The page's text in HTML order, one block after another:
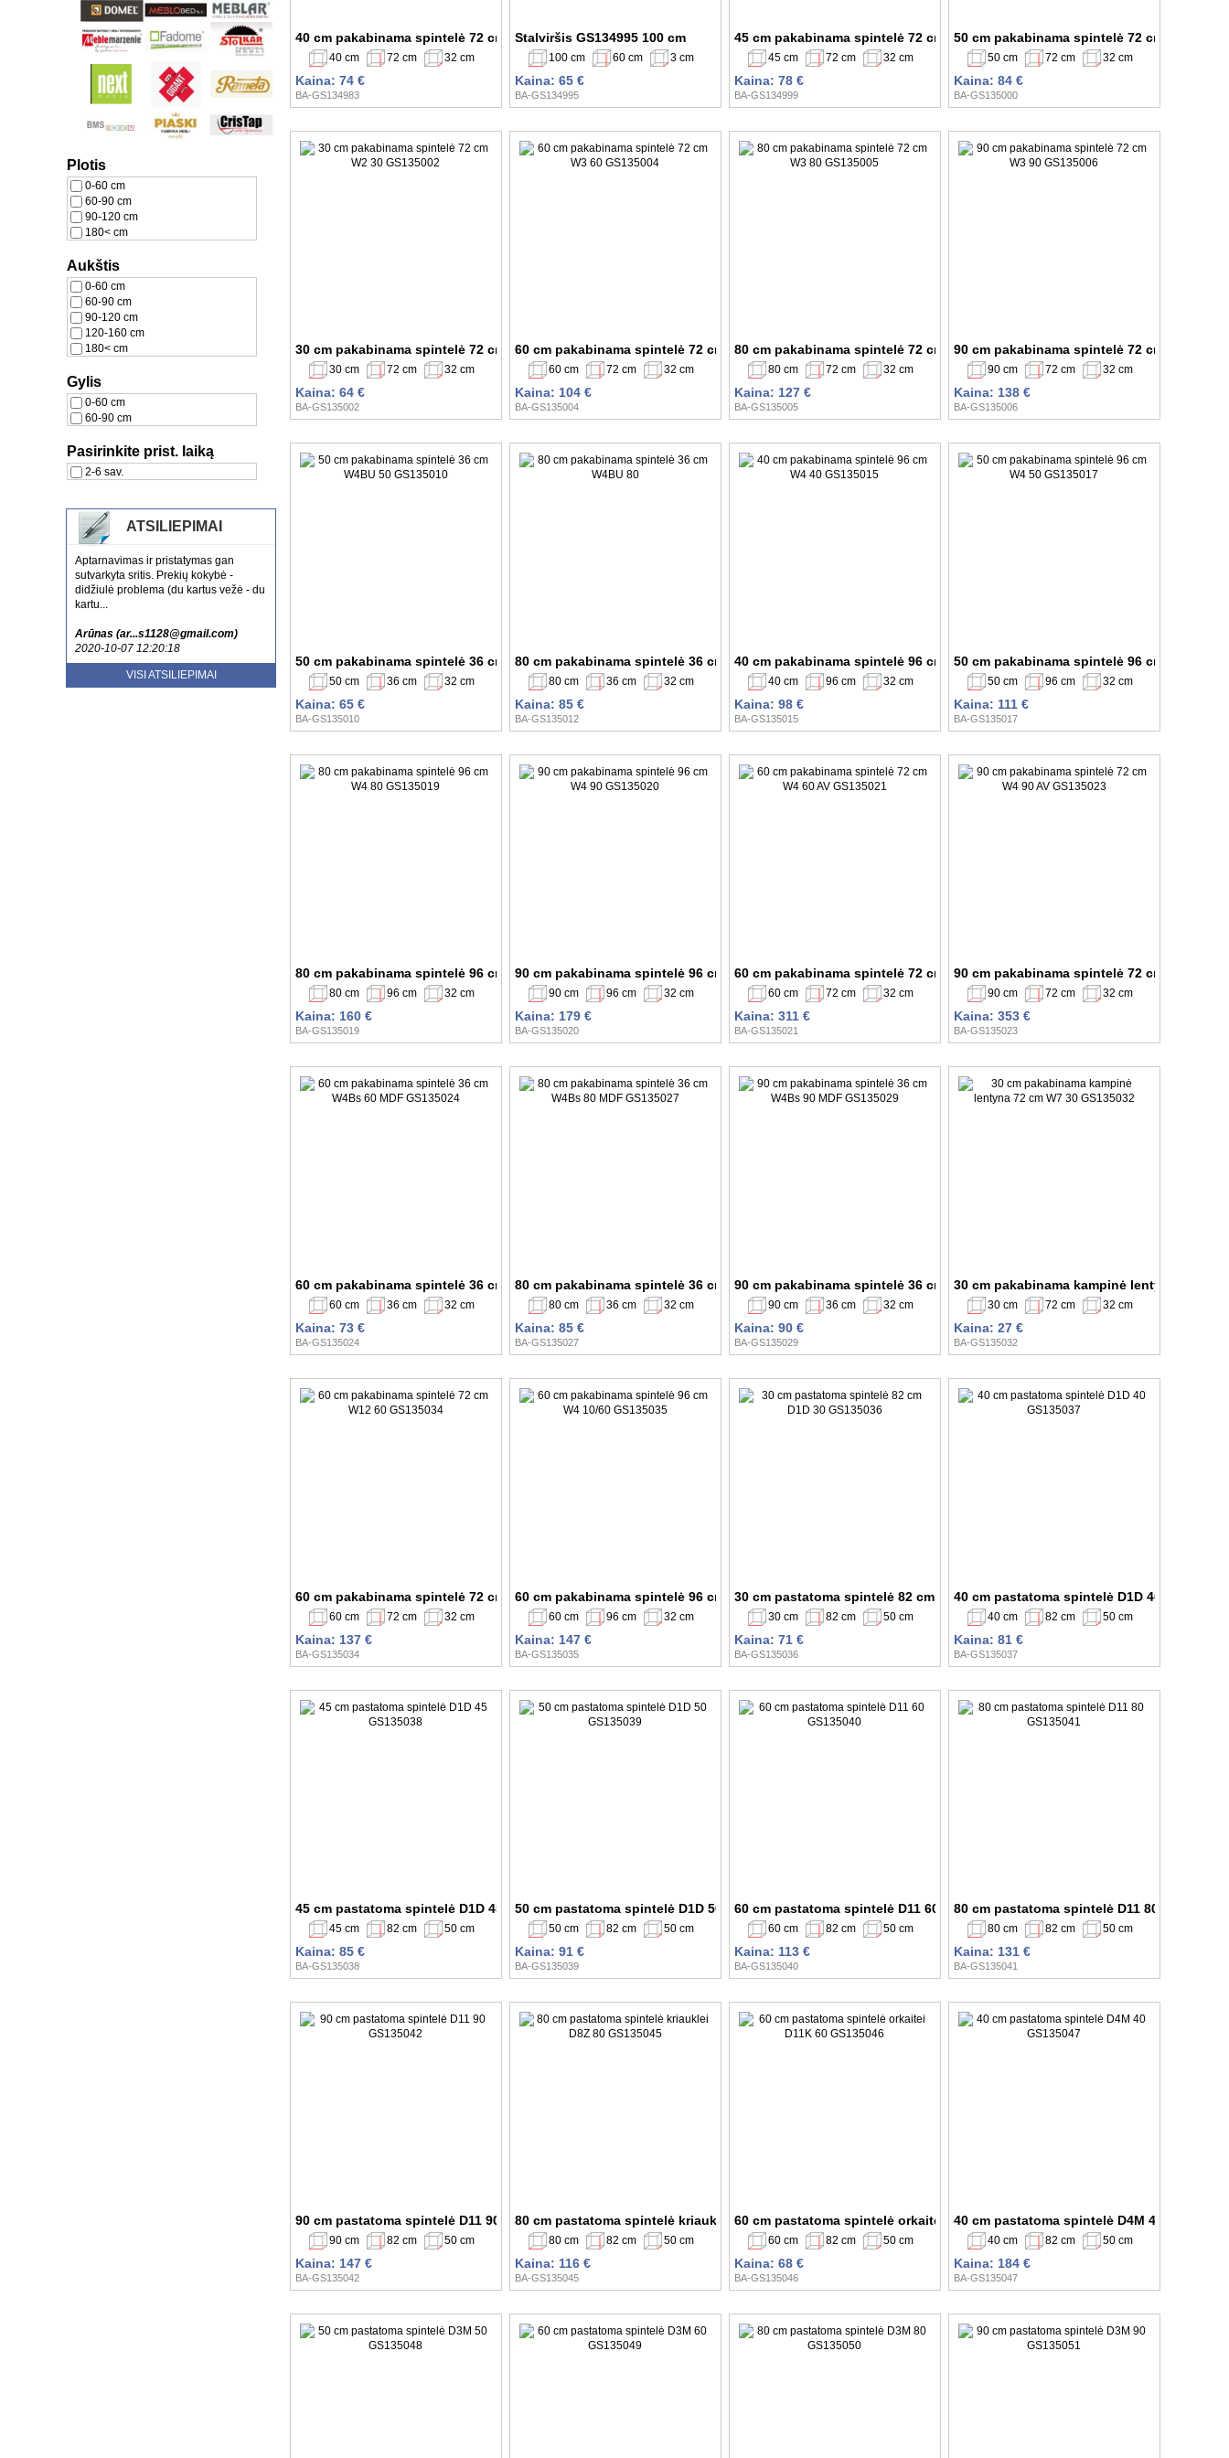
Plotis
0-60 cm
60-90 cm
90-120 cm
180< cm
Aukštis
0-60 cm
60-90 cm
90-120 cm
120-160 cm
180< cm
Gylis
0-60 cm
60-90 cm
Pasirinkite prist. laiką
2-6 sav.
ATSILIEPIMAI
Esu patenkinta jusu aptarnavimu ir
kokybe. Tikrai rekomenduoju
Aptarnavimas ir pristatymas gan
sutvarkyta sritis. Prekių kokybė -
didžiulė problema (du kartus vežė - du
kartu...
Arūnas (ar...s1128@gmail.com)
2020-10-07 12:20:18
VISI ATSILIEPIMAI
40 cm pakabinama spintelė 72 cm W2 40 GS134983
40 cm 72 cm 32 cm
Kaina: 74 €
BA-GS134983
Stalviršis GS134995 100 cm
100 cm 60 cm 3 cm
Kaina: 65 €
BA-GS134995
45 cm pakabinama spintelė 72 cm W2 45 GS134999
45 cm 72 cm 32 cm
Kaina: 78 €
BA-GS134999
50 cm pakabinama spintelė 72 cm W2 50
50 cm 72 cm 32 cm
Kaina: 84 €
BA-GS135000
30 cm pakabinama spintelė 72 cm W2 30 GS135002
30 cm 72 cm 32 cm
Kaina: 64 €
BA-GS135002
60 cm pakabinama spintelė 72 cm W3 60 GS135004
60 cm 72 cm 32 cm
Kaina: 104 €
BA-GS135004
80 cm pakabinama spintelė 72 cm W3 80 GS135005
80 cm 72 cm 32 cm
Kaina: 127 €
BA-GS135005
90 cm pakabinama spintelė 72 cm W3 90
90 cm 72 cm 32 cm
Kaina: 138 €
BA-GS135006
50 cm pakabinama spintelė 36 cm W4BU 50 GS135010
50 cm 36 cm 32 cm
Kaina: 65 €
BA-GS135010
80 cm pakabinama spintelė 36 cm W4BU 80
80 cm 36 cm 32 cm
Kaina: 85 €
BA-GS135012
40 cm pakabinama spintelė 96 cm W4 40 GS135015
40 cm 96 cm 32 cm
Kaina: 98 €
BA-GS135015
50 cm pakabinama spintelė 96 cm W4 50
50 cm 96 cm 32 cm
Kaina: 111 €
BA-GS135017
80 cm pakabinama spintelė 96 cm W4 80 GS135019
80 cm 96 cm 32 cm
Kaina: 160 €
BA-GS135019
90 cm pakabinama spintelė 96 cm W4 90 GS135020
90 cm 96 cm 32 cm
Kaina: 179 €
BA-GS135020
60 cm pakabinama spintelė 72 cm W4 60 AV GS135021
60 cm 72 cm 32 cm
Kaina: 311 €
BA-GS135021
90 cm pakabinama spintelė 72 cm W4 90 AV
90 cm 72 cm 32 cm
Kaina: 353 €
BA-GS135023
60 cm pakabinama spintelė 36 cm W4Bs 60 MDF GS135024
60 cm 36 cm 32 cm
Kaina: 73 €
BA-GS135024
80 cm pakabinama spintelė 36 cm W4Bs 80 MDF GS135027
80 cm 36 cm 32 cm
Kaina: 85 €
BA-GS135027
90 cm pakabinama spintelė 36 cm W4Bs 90 MDF GS135029
90 cm 36 cm 32 cm
Kaina: 90 €
BA-GS135029
30 cm pakabinama kampinė lentyna 72 cm
30 cm 72 cm 32 cm
Kaina: 27 €
BA-GS135032
60 cm pakabinama spintelė 72 cm W12 60 GS135034
60 cm 72 cm 32 cm
Kaina: 137 €
BA-GS135034
60 cm pakabinama spintelė 96 cm W4 10/60 GS135035
60 cm 96 cm 32 cm
Kaina: 147 €
BA-GS135035
30 cm pastatoma spintelė 82 cm D1D 30 GS135036
30 cm 82 cm 50 cm
Kaina: 71 €
BA-GS135036
40 cm pastatoma spintelė D1D 40 GS135037
40 cm 82 cm 50 cm
Kaina: 81 €
BA-GS135037
45 cm pastatoma spintelė D1D 45 GS135038
45 cm 82 cm 50 cm
Kaina: 85 €
BA-GS135038
50 cm pastatoma spintelė D1D 50 GS135039
50 cm 82 cm 50 cm
Kaina: 91 €
BA-GS135039
60 cm pastatoma spintelė D11 60 GS135040
60 cm 82 cm 50 cm
Kaina: 113 €
BA-GS135040
80 cm pastatoma spintelė D11 80 GS135041
80 cm 82 cm 50 cm
Kaina: 131 €
BA-GS135041
90 cm pastatoma spintelė D11 90 GS135042
90 cm 82 cm 50 cm
Kaina: 147 €
BA-GS135042
80 cm pastatoma spintelė kriauklei D8Z 80 GS135045
80 cm 82 cm 50 cm
Kaina: 116 €
BA-GS135045
60 cm pastatoma spintelė orkaitei D11K 60 GS135046
60 cm 82 cm 50 cm
Kaina: 68 €
BA-GS135046
40 cm pastatoma spintelė D4M 40 GS135047
40 cm 82 cm 50 cm
Kaina: 184 €
BA-GS135047